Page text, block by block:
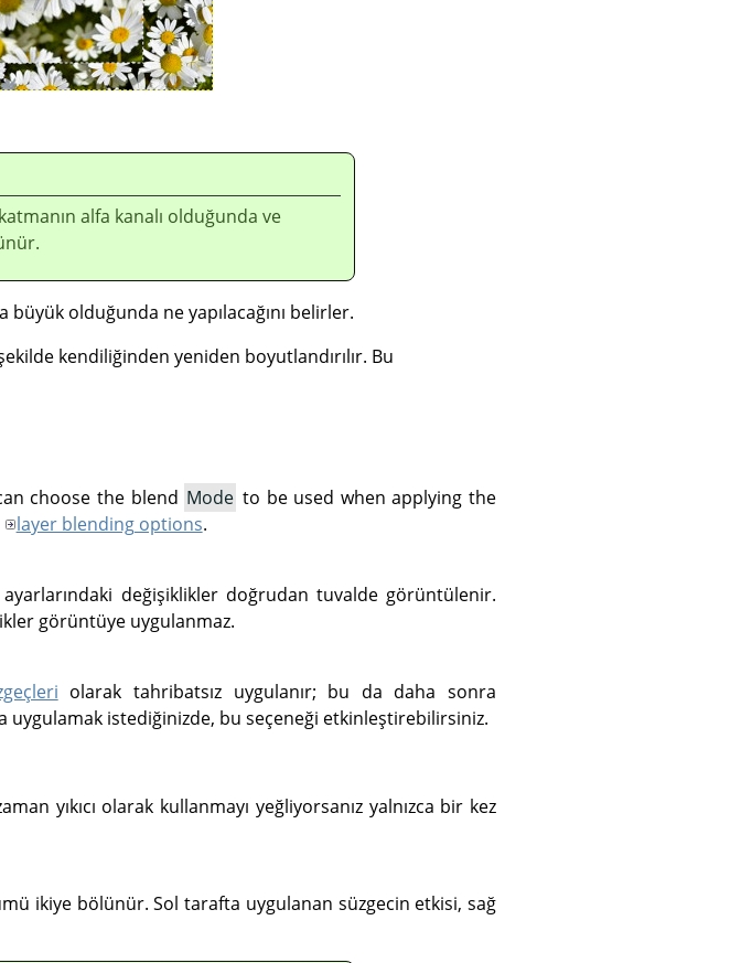
alfa kanalı olduğunda ve
olduğunda ne yapılacağını belirler.
kendiliğinden yeniden boyutlandırılır. Bu
choose the blend Mode to be used when applying the
layer blending options.
değişiklikler doğrudan tuvalde görüntülenir.
görüntüye uygulanmaz.
olarak tahribatsız uygulanır; bu da daha sonra
istediğinizde, bu seçeneği etkinleştirebilirsiniz.
yıkıcı olarak kullanmayı yeğliyorsanız yalnızca bir kez
ikiye bölünür. Sol tarafta uygulanan süzgecin etkisi, sağ